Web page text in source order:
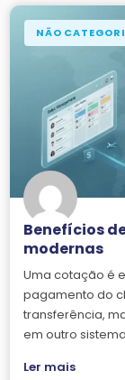
NÃO
Benefícios
modernas
Uma cotação é
pagamento do
transferência,
em outro
Ler mais